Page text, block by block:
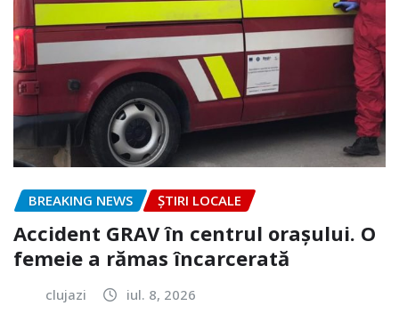
BREAKING NEWS ȘTIRI LOCALE
Accident GRAV în centrul orașului. O
femeie a rămas încarcerată
clujazi iul. 8, 2026